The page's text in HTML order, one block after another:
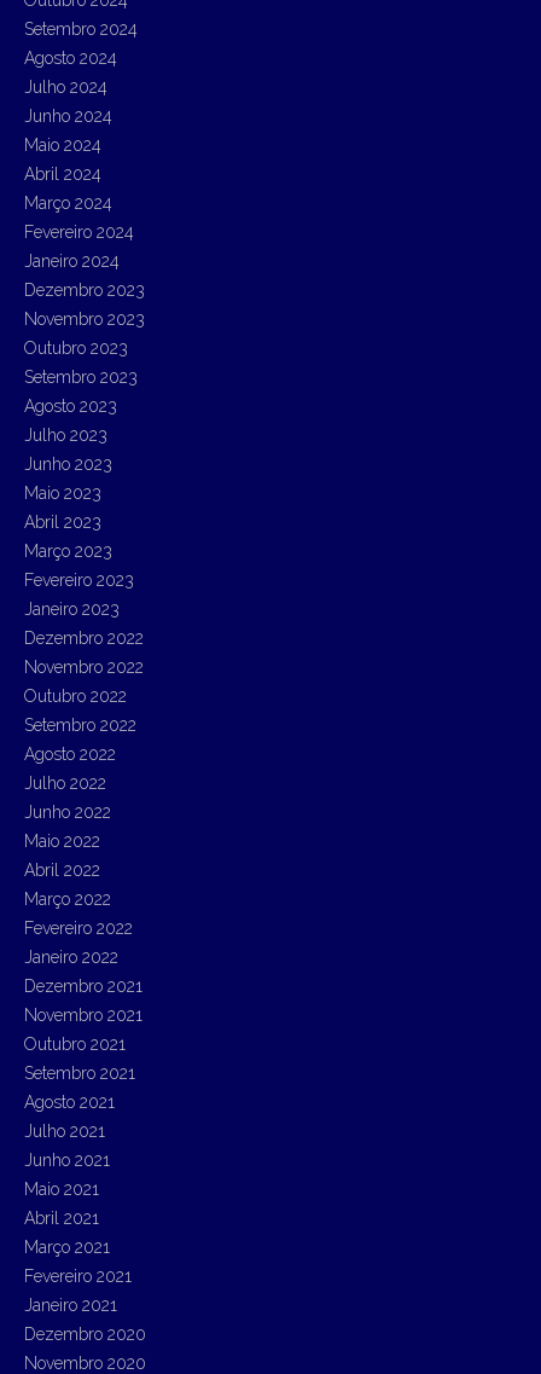
Setembro 2024
Agosto 2024
Julho 2024
Junho 2024
Maio 2024
Abril 2024
Março 2024
Fevereiro 2024
Janeiro 2024
Dezembro 2023
Novembro 2023
Outubro 2023
Setembro 2023
Agosto 2023
Julho 2023
Junho 2023
Maio 2023
Abril 2023
Março 2023
Fevereiro 2023
Janeiro 2023
Dezembro 2022
Novembro 2022
Outubro 2022
Setembro 2022
Agosto 2022
Julho 2022
Junho 2022
Maio 2022
Abril 2022
Março 2022
Fevereiro 2022
Janeiro 2022
Dezembro 2021
Novembro 2021
Outubro 2021
Setembro 2021
Agosto 2021
Julho 2021
Junho 2021
Maio 2021
Abril 2021
Março 2021
Fevereiro 2021
Janeiro 2021
Dezembro 2020
Novembro 2020